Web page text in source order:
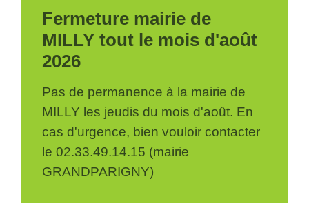
Fermeture mairie de
MILLY tout le mois d'août
2026
Pas de permanence à la mairie de
MILLY les jeudis du mois d'août. En
cas d'urgence, bien vouloir contacter
le 02.33.49.14.15 (mairie
GRANDPARIGNY)